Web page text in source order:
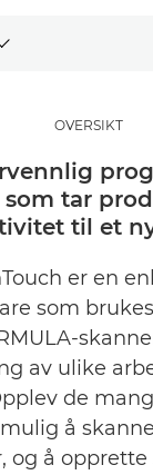
OVERSIKT
tar
til et
er en
som
av ulike
de
å
og å opprette